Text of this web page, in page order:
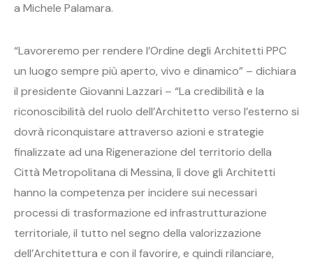
a Michele Palamara.
“Lavoreremo per rendere l’Ordine degli Architetti PPC
un luogo sempre più aperto, vivo e dinamico” – dichiara
il presidente Giovanni Lazzari – “La credibilità e la
riconoscibilità del ruolo dell’Architetto verso l’esterno si
dovrà riconquistare attraverso azioni e strategie
finalizzate ad una Rigenerazione del territorio della
Città Metropolitana di Messina, lì dove gli Architetti
hanno la competenza per incidere sui necessari
processi di trasformazione ed infrastrutturazione
territoriale, il tutto nel segno della valorizzazione
dell’Architettura e con il favorire, e quindi rilanciare,